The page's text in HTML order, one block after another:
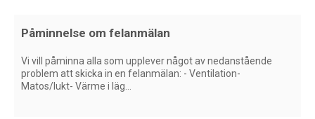
​Påminnelse om felanmälan
Vi vill påminna alla som upplever något av nedanstående
problem att skicka in en felanmälan: - Ventilation-
Matos/lukt- Värme i läg...